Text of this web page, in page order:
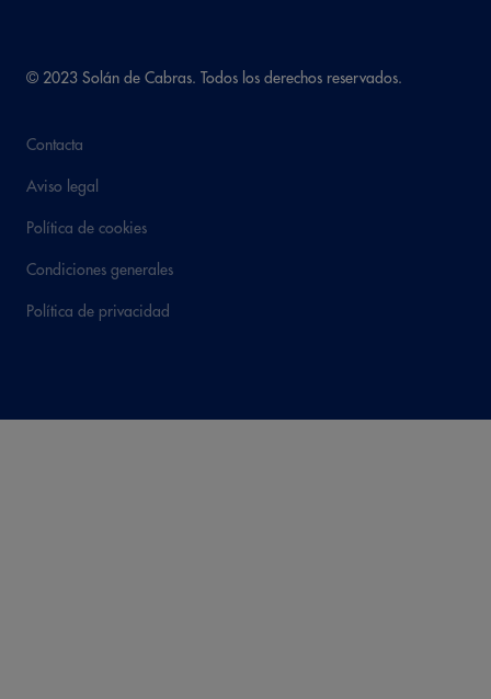
© 2023 Solán de Cabras. Todos los derechos reservados.
Contacta
Aviso legal
Política de cookies
Condiciones generales
Política de privacidad